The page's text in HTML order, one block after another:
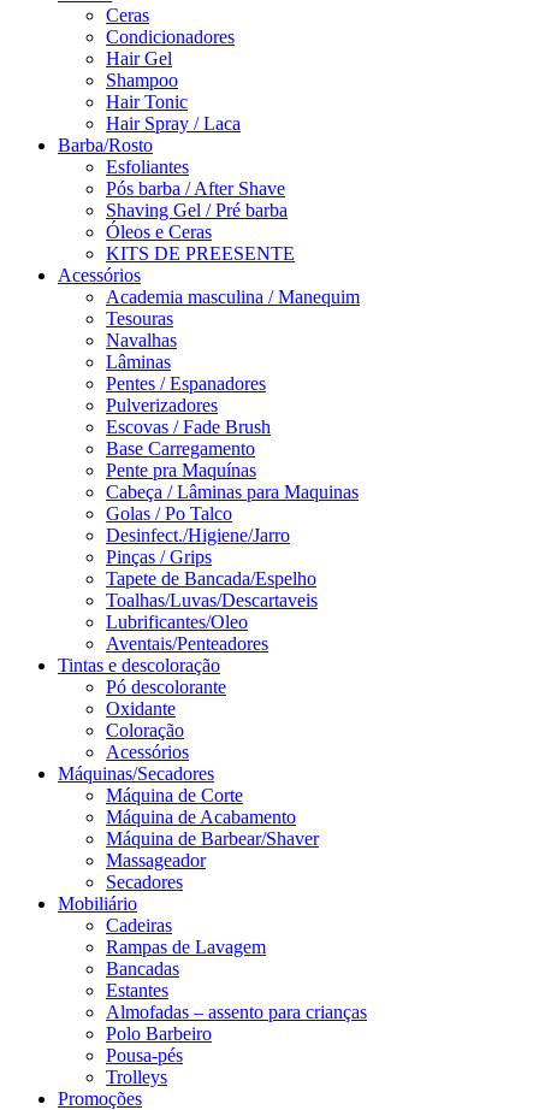
Ceras
Condicionadores
Hair Gel
Shampoo
Hair Tonic
Hair Spray / Laca
Barba/Rosto
Esfoliantes
Pós barba / After Shave
Shaving Gel / Pré barba
Óleos e Ceras
KITS DE PREESENTE
Acessórios
Academia masculina / Manequim
Tesouras
Navalhas
Lâminas
Pentes / Espanadores
Pulverizadores
Escovas / Fade Brush
Base Carregamento
Pente pra Maquínas
Cabeça / Lâminas para Maquinas
Golas / Po Talco
Desinfect./Higiene/Jarro
Pinças / Grips
Tapete de Bancada/Espelho
Toalhas/Luvas/Descartaveis
Lubrificantes/Oleo
Aventais/Penteadores
Tintas e descoloração
Pó descolorante
Oxidante
Coloração
Acessórios
Máquinas/Secadores
Máquina de Corte
Máquina de Acabamento
Máquina de Barbear/Shaver
Massageador
Secadores
Mobiliário
Cadeiras
Rampas de Lavagem
Bancadas
Estantes
Almofadas – assento para crianças
Polo Barbeiro
Pousa-pés
Trolleys
Promoções